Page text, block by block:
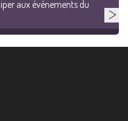
aux événements du